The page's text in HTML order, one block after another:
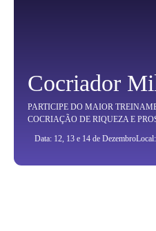
Cocriador
PARTICIPE DO MAIOR
COCRIAÇÃO DE RIQUEZA E
Data: 12, 13 e 14 de Dezembro